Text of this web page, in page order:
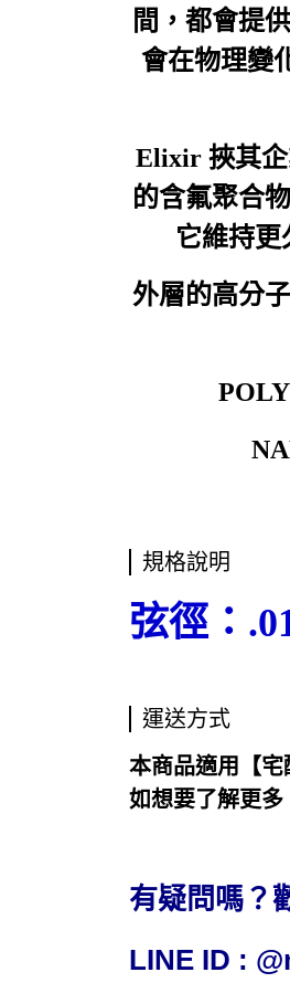
間，都會提
會在物理變
Elixir 挾其企
的含氟聚合
它維持
外層的高分
規格說明
弦徑：
運送方式
本商品適用【
如想要了解更多
有疑問嗎？
LINE ID :